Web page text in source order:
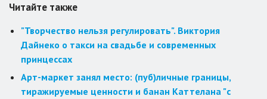
Читайте также
"Творчество нельзя регулировать". Виктория
Дайнеко о такси на свадьбе и современных
принцессах
Арт-маркет занял место: (пуб)личные границы,
тиражируемые ценности и банан Каттелана "с